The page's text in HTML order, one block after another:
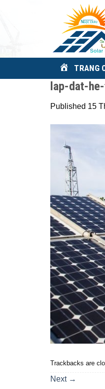
TRANG
lap-dat-
Published 15
Trackbacks are
Next →